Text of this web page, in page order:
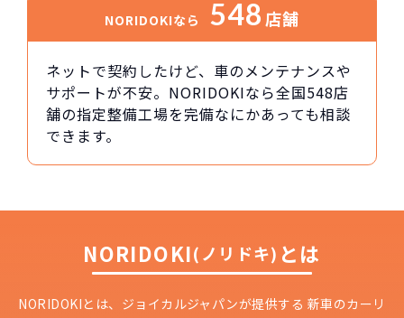
NORIDOKIなら 548 店舗
ネットで契約したけど、車のメンテナンスや
サポートが不安。NORIDOKIなら全国548店
舗の指定整備工場を完備なにかあっても相談
できます。
NORIDOKI(ノリドキ) とは
NORIDOKIとは、ジョイカルジャパンが提供する 新車のカーリ